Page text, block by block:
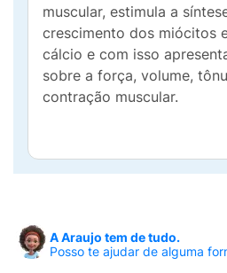
muscular, estimula a
crescimento dos miócitos
cálcio e com isso
sobre a força, volume,
contração muscular.
A Araujo tem de tudo.
Posso te ajudar de alguma